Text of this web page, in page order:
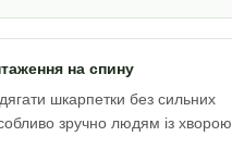
на спину
шкарпетки без сильних
зручно людям із хворою